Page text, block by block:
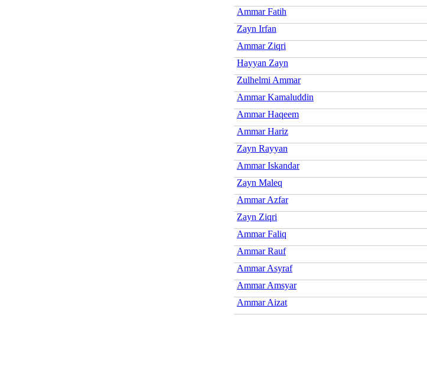
Ammar Fatih
Zayn Irfan
Ammar Ziqri
Hayyan Zayn
Zulhelmi Ammar
Ammar Kamaluddin
Ammar Haqeem
Ammar Hariz
Zayn Rayyan
Ammar Iskandar
Zayn Maleq
Ammar Azfar
Zayn Ziqri
Ammar Faliq
Ammar Rauf
Ammar Asyraf
Ammar Amsyar
Ammar Aizat